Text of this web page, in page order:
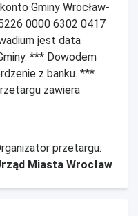
Gminy Wrocław-
0000 6302 0417
jest data
*** Dowodem
z banku. ***
zawiera
przetargu:
Miasta Wrocław